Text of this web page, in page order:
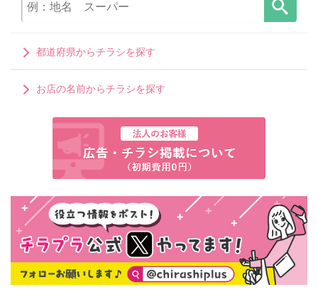
都道府県からチラシを探す
お店の名前からチラシを探す